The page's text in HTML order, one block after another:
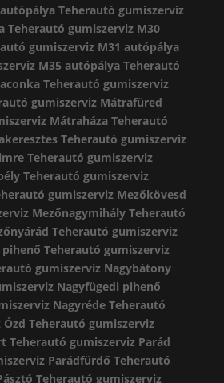
Teherautó gumiszerviz
Teherautó gumiszerviz M30
gumiszerviz M31 autópálya
M35 autópálya Teherautó
Teherautó gumiszerviz
gumiszerviz Mátrafüred
Mátraháza Teherautó
Teherautó gumiszerviz
Teherautó gumiszerviz
Teherautó gumiszerviz
gumiszerviz Mezőkövesd
Mezőnagymihály Teherautó
Teherautó gumiszerviz
pihenő Teherautó gumiszerviz
gumiszerviz Nagybátony
Nagyfügedi pihenő
Nagyréde Teherautó
Teherautó gumiszerviz
Teherautó gumiszerviz Parád
Parádfürdő Teherautó
Teherautó gumiszerviz